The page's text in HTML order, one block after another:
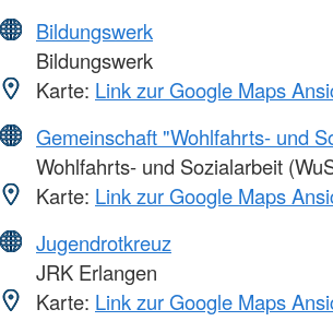
Bildungswerk
Bildungswerk
Karte: Link zur Google Maps
Gemeinschaft "Wohlfahrts- und
Wohlfahrts- und Sozialarbeit
Karte: Link zur Google Maps
Jugendrotkreuz
JRK Erlangen
Karte: Link zur Google Maps